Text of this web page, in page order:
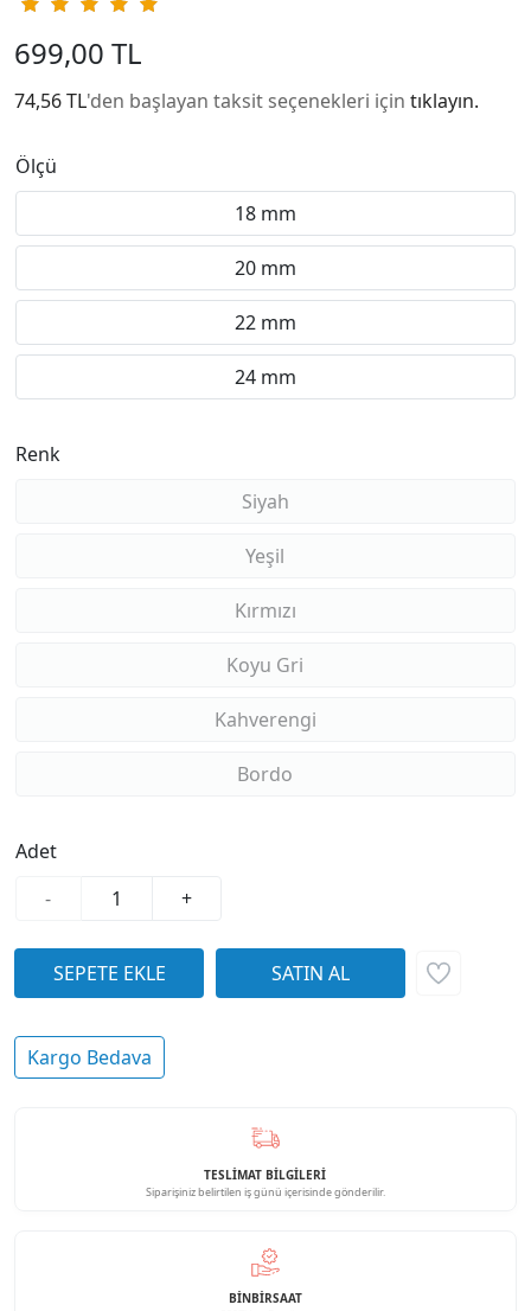
699,00 TL
74,56 TL'den başlayan taksit seçenekleri için tıklayın.
Ölçü
18 mm
20 mm
22 mm
24 mm
Renk
Siyah
Yeşil
Kırmızı
Koyu Gri
Kahverengi
Bordo
Adet
-
+
Kargo Bedava
TESLİMAT BİLGİLERİ
Siparişiniz belirtilen iş günü içerisinde gönderilir.
BINBIRSAAT